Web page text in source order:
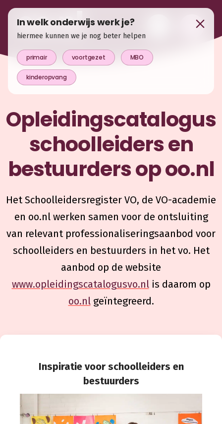
Opleidingscatalogus
schoolleiders en
bestuurders op oo.nl
Het Schoolleidersregister VO, de VO-academie
en oo.nl werken samen voor de ontsluiting
van relevant professionaliseringsaanbod voor
schoolleiders en bestuurders in het vo. Het
aanbod op de website
www.opleidingscatalogusvo.nlis daarom op
oo.nlgeïntegreerd.
Inspiratie voor schoolleiders en
bestuurders
In welk onderwijs werk je?
hiermee kunnen we je nog beter helpen
primair voortgezet MBO
kinderopvang